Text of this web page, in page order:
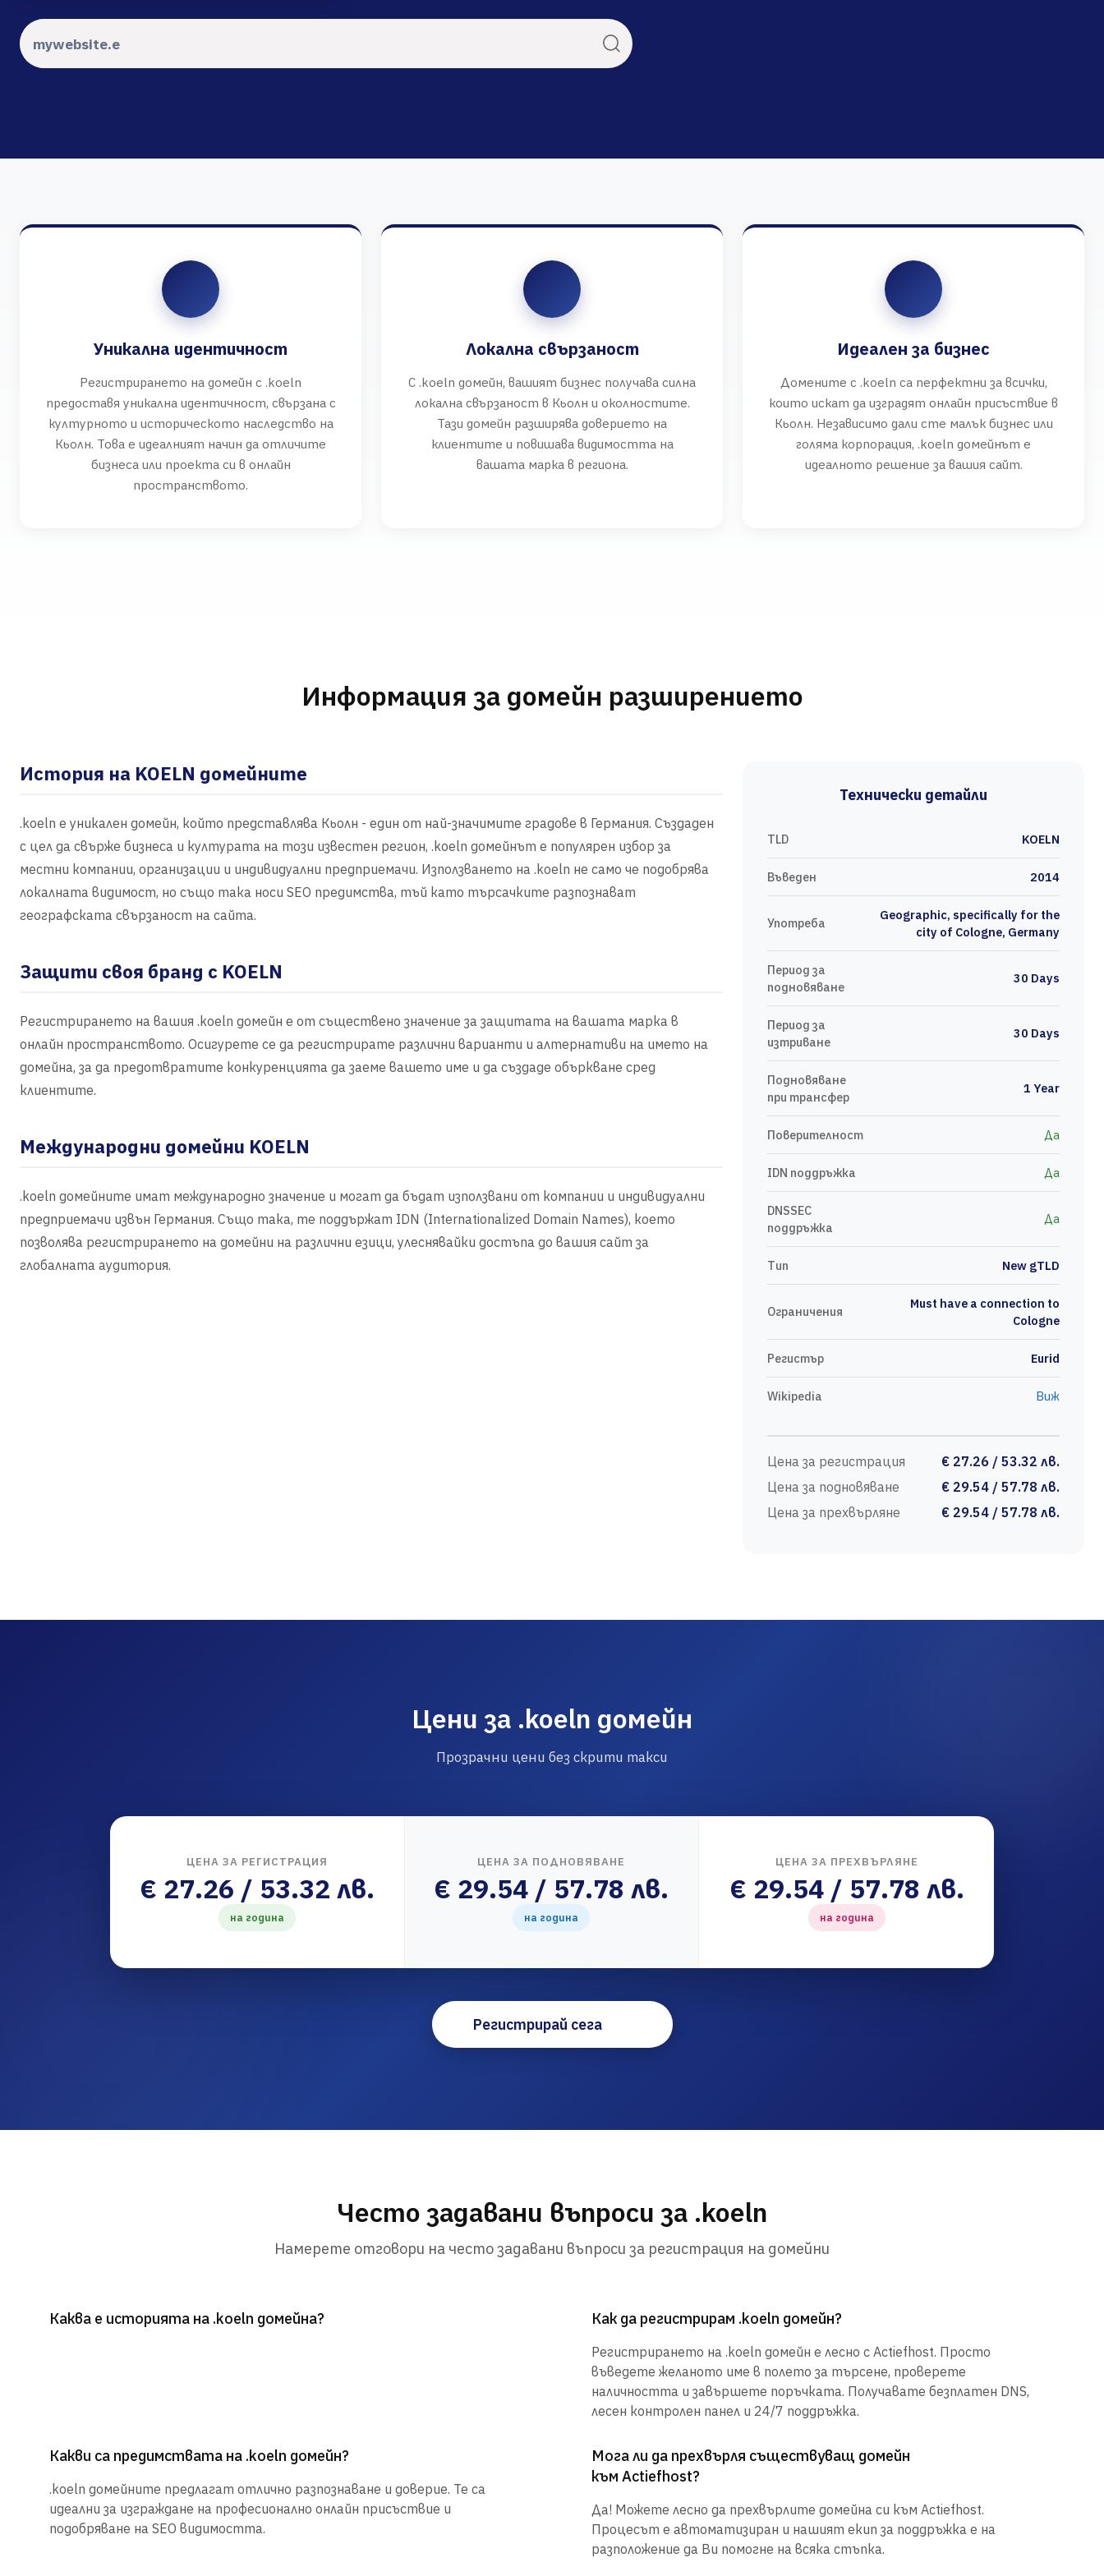
Уникална идентичност
Регистрирането на домейн с .koeln
предоставя уникална идентичност, свързана с
културното и историческото наследство на
Кьолн. Това е идеалният начин да отличите
бизнеса или проекта си в онлайн
пространството.
Локална свързаност
С .koeln домейн, вашият бизнес получава силна
локална свързаност в Кьолн и околностите.
Тази домейн разширява доверието на
клиентите и повишава видимостта на
вашата марка в региона.
Идеален за бизнес
Домените с .koeln са перфектни за всички,
които искат да изградят онлайн присъствие в
Кьолн. Независимо дали сте малък бизнес или
голяма корпорация, .koeln домейнът е
идеалното решение за вашия сайт.
Информация за домейн разширението
История на KOELN домейните
.koeln е уникален домейн, който представлява Кьолн - един от най-значимите градове в Германия. Създаден
с цел да свърже бизнеса и културата на този известен регион, .koeln домейнът е популярен избор за
местни компании, организации и индивидуални предприемачи. Използването на .koeln не само че подобрява
локалната видимост, но също така носи SEO предимства, тъй като търсачките разпознават
географската свързаност на сайта.
Защити своя бранд с KOELN
Регистрирането на вашия .koeln домейн е от съществено значение за защитата на вашата марка в
онлайн пространството. Осигурете се да регистрирате различни варианти и алтернативи на името на
домейна, за да предотвратите конкуренцията да заеме вашето име и да създаде объркване сред
клиентите.
Международни домейни KOELN
.koeln домейните имат международно значение и могат да бъдат използвани от компании и индивидуални
предприемачи извън Германия. Също така, те поддържат IDN (Internationalized Domain Names), което
позволява регистрирането на домейни на различни езици, улеснявайки достъпа до вашия сайт за
глобалната аудитория.
Технически детайли
TLD KOELN
Въведен 2014
Употреба
Geographic, specifically for the
city of Cologne, Germany
Период за
подновяване
30 Days
Период за
изтриване
30 Days
Подновяване
при трансфер
1 Year
Поверителност Да
IDN поддръжка Да
DNSSEC
поддръжка
Да
Тип New gTLD
Ограничения
Must have a connection to
Cologne
Регистър Eurid
Wikipedia Виж
Цена за регистрация
€ 27.26 / 53.32 лв.
Цена за подновяване
€ 29.54 / 57.78 лв.
Цена за прехвърляне
€ 29.54 / 57.78 лв.
Цени за .koeln домейн
Прозрачни цени без скрити такси
ЦЕНА ЗА РЕГИСТРАЦИЯ
€ 27.26 / 53.32 лв.
на година
ЦЕНА ЗА ПОДНОВЯВАНЕ
€ 29.54 / 57.78 лв.
на година
ЦЕНА ЗА ПРЕХВЪРЛЯНЕ
€ 29.54 / 57.78 лв.
на година
Регистрирай сега
Често задавани въпроси за .koeln
Намерете отговори на често задавани въпроси за регистрация на домейни
Каква е историята на .koeln домейна? Как да регистрирам .koeln домейн?
Регистрирането на .koeln домейн е лесно с Actiefhost. Просто
въведете желаното име в полето за търсене, проверете
наличността и завършете поръчката. Получавате безплатен DNS,
лесен контролен панел и 24/7 поддръжка.
Какви са предимствата на .koeln домейн?
.koeln домейните предлагат отлично разпознаване и доверие. Те са
идеални за изграждане на професионално онлайн присъствие и
подобряване на SEO видимостта.
Мога ли да прехвърля съществуващ домейн
към Actiefhost?
Да! Можете лесно да прехвърлите домейна си към Actiefhost.
Процесът е автоматизиран и нашият екип за поддръжка е на
разположение да Ви помогне на всяка стъпка.